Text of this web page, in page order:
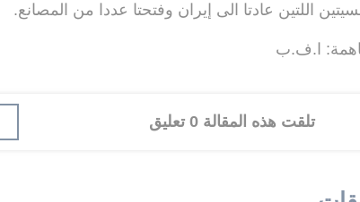
اللتين عادتا الى إيران وفتحتا عددا من المصانع.
ا.ف.ب
تلقت هذه المقالة 0 تعليق